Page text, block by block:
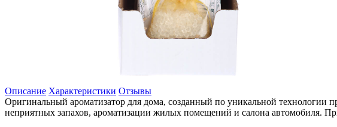
Описание Характеристики Отзывы
Оригинальный ароматизатор для дома, созданный по уникальной технологии
неприятных запахов, ароматизации жилых помещений и салона автомобиля.